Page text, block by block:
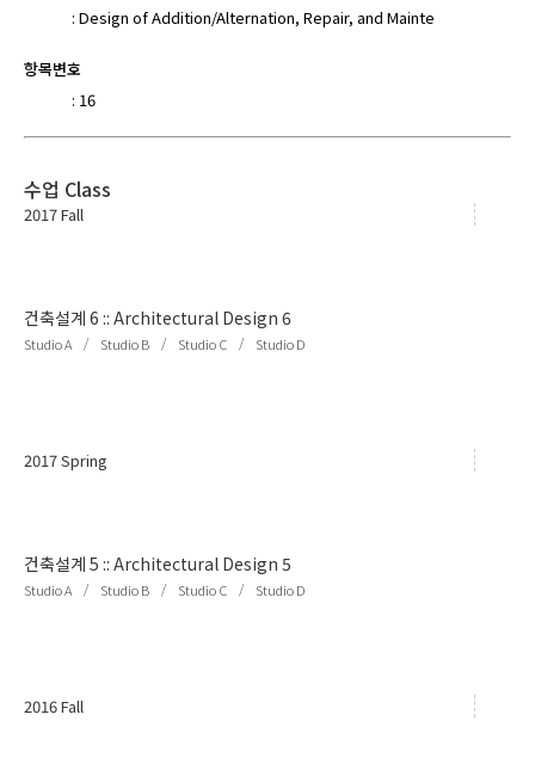
: Design of Addition/Alternation, Repair, and Mainte
항목변호
: 16
수업 Class
2017 Fall
건축설계 6 :: Architectural Design 6
Studio A / Studio B / Studio C / Studio D
2017 Spring
건축설계 5 :: Architectural Design 5
Studio A / Studio B / Studio C / Studio D
2016 Fall